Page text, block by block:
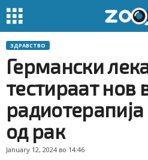
ЗДРАВСТВО
Германски
тестираат нов
од рак
January 12, 2024 во 14:46